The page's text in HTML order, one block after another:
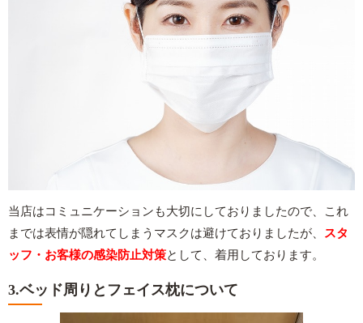
当店はコミュニケーションも大切にしておりましたので、これ
までは表情が隠れてしまうマスクは避けておりましたが、
スタ
ッフ・お客様の感染防止対策として、着用しております。
3.ベッド周りとフェイス枕について